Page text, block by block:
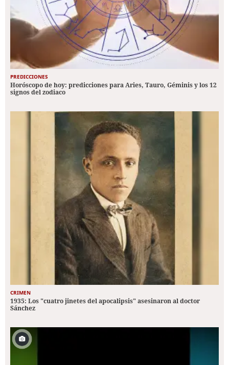
PREDICCIONES
Horóscopo de hoy: predicciones para Aries, Tauro, Géminis y los 12
signos del zodiaco
CRIMEN
1935: Los "cuatro jinetes del apocalipsis" asesinaron al doctor
Sánchez